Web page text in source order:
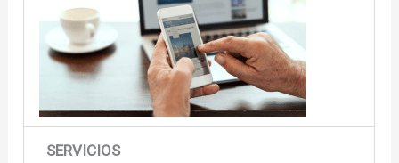
SERVICIOS